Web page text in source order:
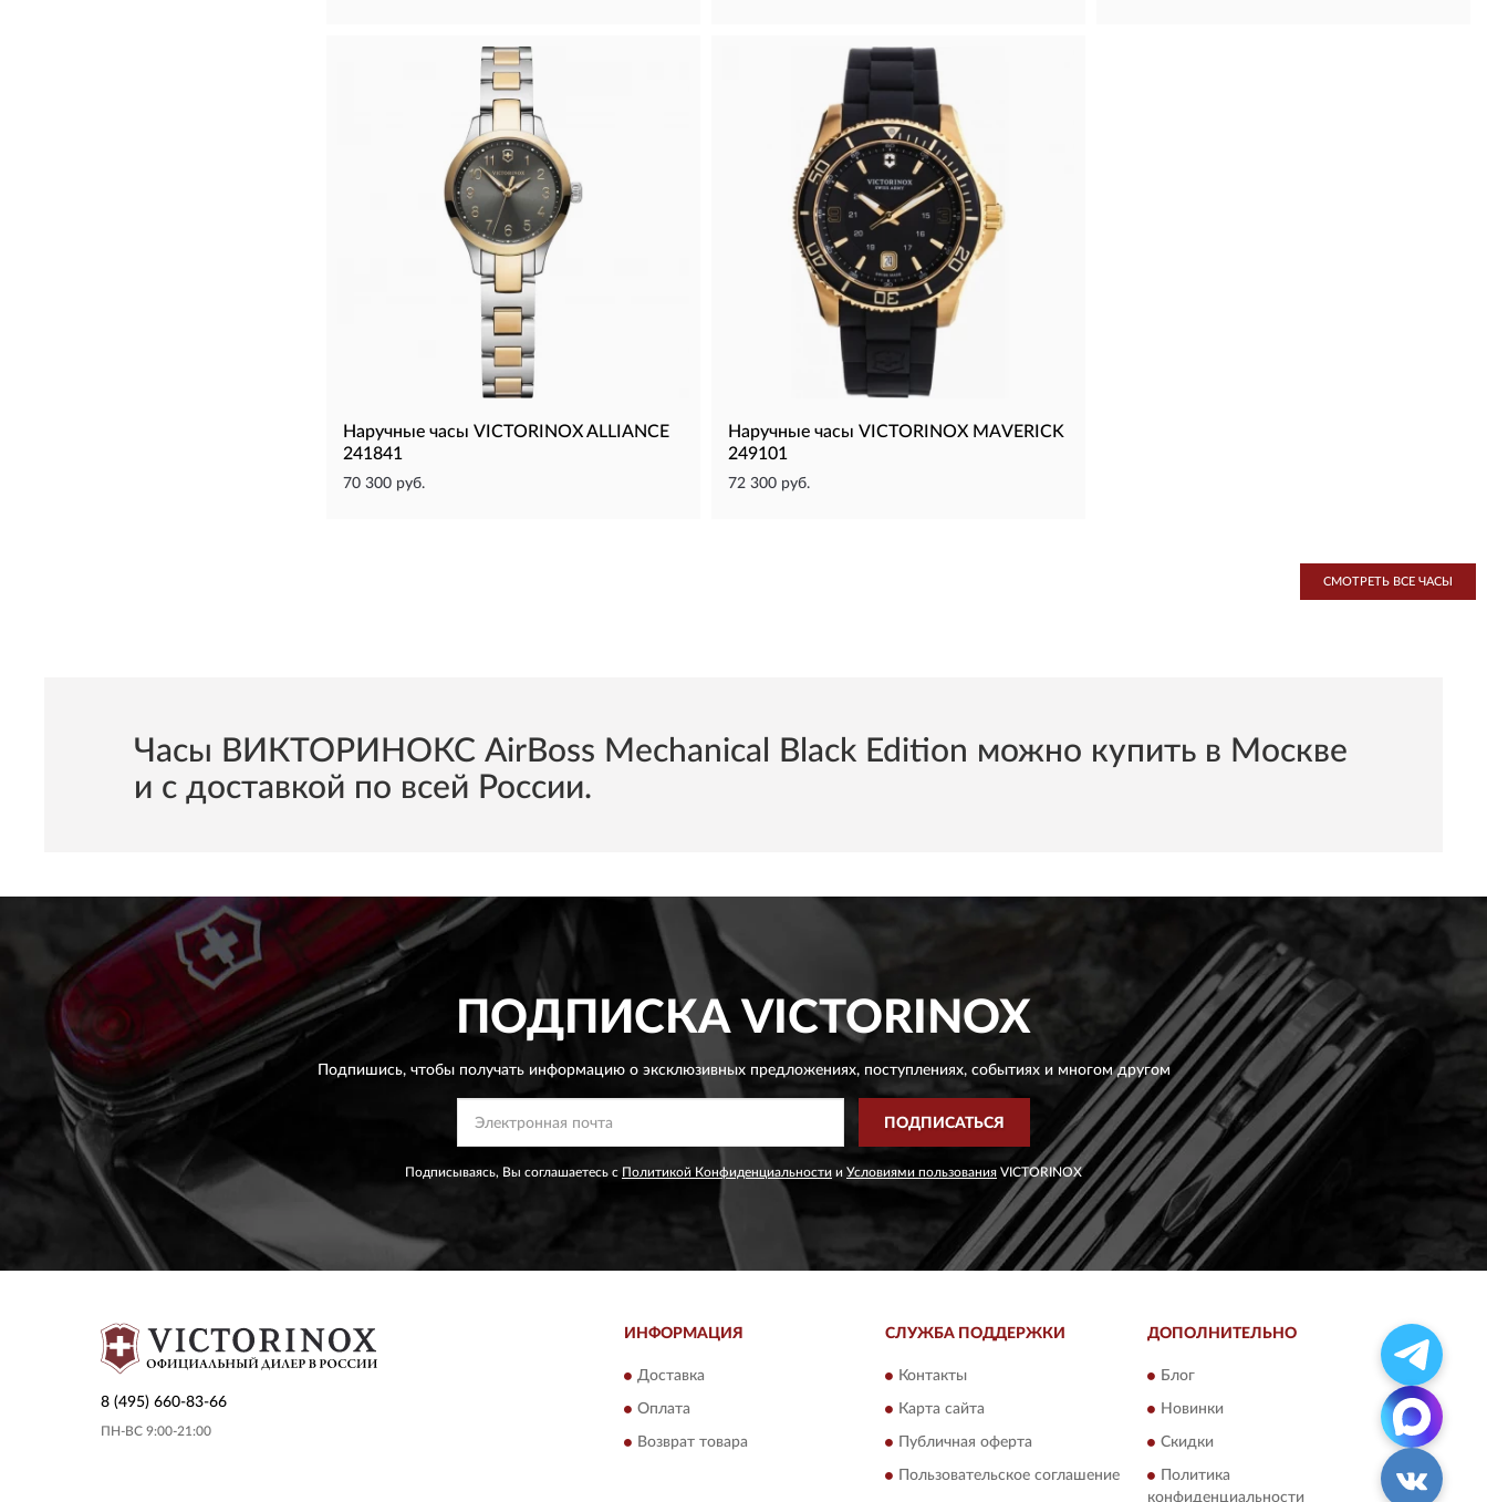
Наручные часы VICTORINOX ALLIANCE
241841
70 300 руб.
Наручные часы VICTORINOX MAVERICK
249101
72 300 руб.
СМОТРЕТЬ ВСЕ ЧАСЫ
Часы ВИКТОРИНОКС AirBoss Mechanical Black Edition можно купить в Москве
и с доставкой по всей России.
ПОДПИСКАVICTORINOX
Подпишись, чтобы получать информацию о эксклюзивных предложениях,поступлениях, событиях и многом другом
ПОДПИСАТЬСЯ
Подписываясь, Вы соглашаетесь с Политикой Конфиденциальности и Условиями пользования VICTORINOX
8 (495) 660-83-66
ПН-ВС 9:00-21:00
ИНФОРМАЦИЯ
Доставка
Оплата
Возврат товара
СЛУЖБА ПОДДЕРЖКИ
Контакты
Карта сайта
Публичная оферта
Пользовательское соглашение
ДОПОЛНИТЕЛЬНО
Блог
Новинки
Скидки
Политика
конфиденциальности